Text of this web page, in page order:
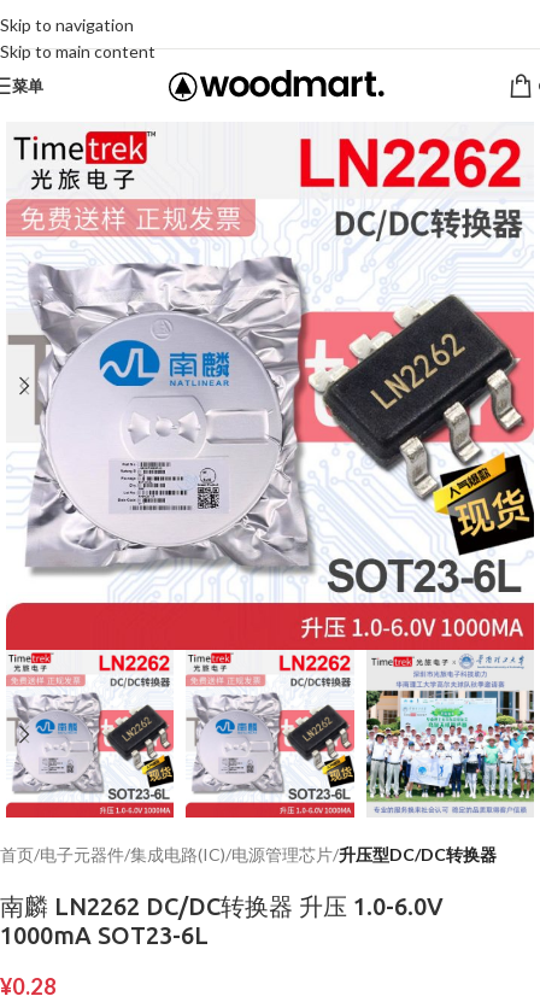
Skip to navigation
Skip to main content
菜单
首页 电子元器件 集成电路(IC) 电源管理芯片 升压型DC/DC转换器
南麟 LN2262 DC/DC转换器 升压 1.0-6.0V
1000mA SOT23-6L
¥0.28